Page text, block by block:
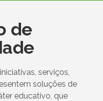
de
serviços,
soluções de
educativo, que